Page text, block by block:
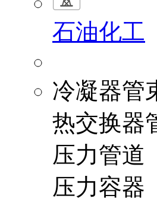
石油化工
冷凝器管
热交换器
压力管道
压力容器